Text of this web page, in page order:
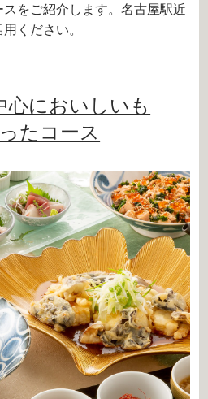
をご紹介します。名古屋駅近
ください。
心においしいも
たコース